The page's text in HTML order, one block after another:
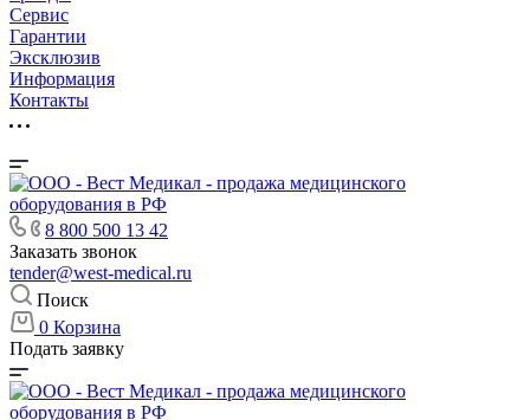
Сервис
Гарантии
Эксклюзив
Информация
Контакты
8 800 500 13 42
Заказать звонок
tender@west-medical.ru
Поиск
0 Корзина
Подать заявку